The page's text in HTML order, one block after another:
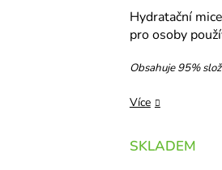
Hydratační
pro osoby
Obsahuje 95%
Více
SKLADEM